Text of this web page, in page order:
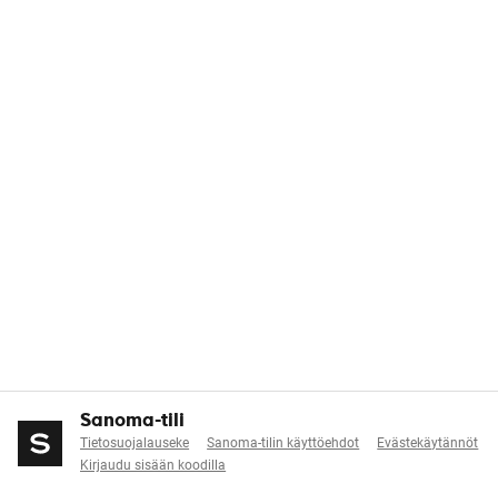
Sanoma-tili
Tietosuojalauseke Sanoma-tilin käyttöehdot
Evästekäytännöt
Kirjaudu sisään koodilla